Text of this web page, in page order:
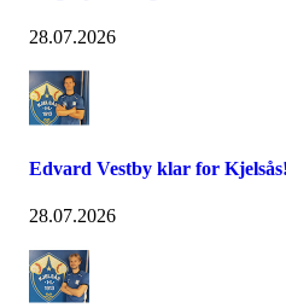
28.07.2026
Edvard Vestby klar for Kjelsås!
28.07.2026